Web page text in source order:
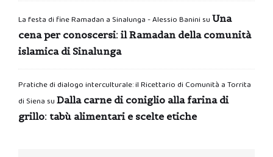
La festa di fine Ramadan a Sinalunga - Alessio Banini su Una
cena per conoscersi: il Ramadan della comunità
islamica di Sinalunga
Pratiche di dialogo interculturale: il Ricettario di Comunità a Torrita
di Siena su Dalla carne di coniglio alla farina di
grillo: tabù alimentari e scelte etiche